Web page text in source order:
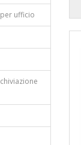
ufficio